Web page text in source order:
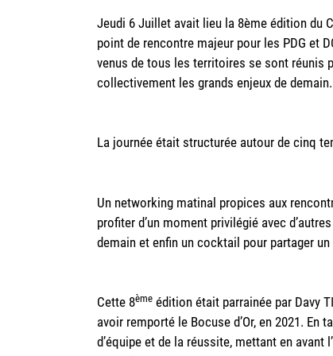
Jeudi 6 Juillet avait lieu la 8ème édition du
point de rencontre majeur pour les PDG et
venus de tous les territoires se sont réunis
collectivement les grands enjeux de demain.
La journée était structurée autour de cinq
Un networking matinal propices aux
profiter d’un moment privilégié avec
demain et enfin un cocktail pour partager
Cette 8ème édition était parrainée par Davy
avoir remporté le Bocuse d’Or, en 2021. En
d’équipe et de la réussite, mettant en